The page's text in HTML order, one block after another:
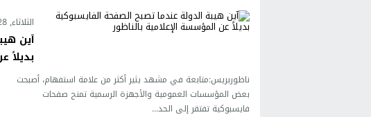
الثلاثاء, 28 يوليو 2026
آين
بديلاً
ناظوربريس:متابعة في مشهد يثير أكثر من علامة استفهام، أصبحت
بعض المؤسسات العمومية والأجهزة الرسمية تمنح صفحات
فايسبوكية تفتقر إلى الحد...